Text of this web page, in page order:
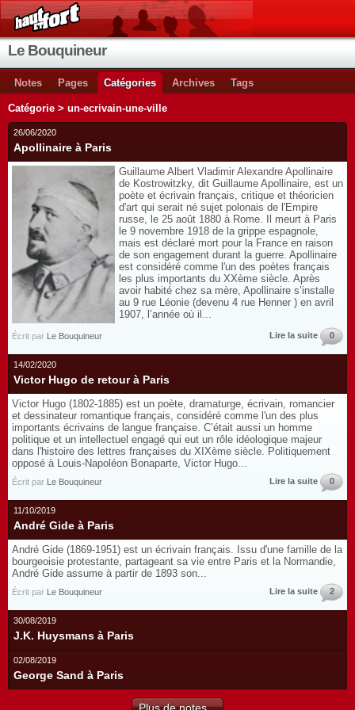
Le Bouquineur
Notes Pages Catégories Archives Tags
Catégorie > un-ecrivain-une-ville
26/06/2020
Apollinaire à Paris
Guillaume Albert Vladimir Alexandre Apollinaire
de Kostrowitzky, dit Guillaume Apollinaire, est un
poète et écrivain français, critique et théoricien
d'art qui serait né sujet polonais de l'Empire
russe, le 25 août 1880 à Rome. Il meurt à Paris
le 9 novembre 1918 de la grippe espagnole,
mais est déclaré mort pour la France en raison
de son engagement durant la guerre. Apollinaire
est considéré comme l'un des poètes français
les plus importants du XXème siècle. Après
avoir habité chez sa mère, Apollinaire s’installe
au 9 rue Léonie (devenu 4 rue Henner ) en avril
1907, l’année où il...
Écrit par Le Bouquineur Lire la suite 0
14/02/2020
Victor Hugo de retour à Paris
Victor Hugo (1802-1885) est un poète, dramaturge, écrivain, romancier
et dessinateur romantique français, considéré comme l'un des plus
importants écrivains de langue française. C’était aussi un homme
politique et un intellectuel engagé qui eut un rôle idéologique majeur
dans l'histoire des lettres françaises du XIXème siècle. Politiquement
opposé à Louis-Napoléon Bonaparte, Victor Hugo...
Écrit par Le Bouquineur Lire la suite 0
11/10/2019
André Gide à Paris
André Gide (1869-1951) est un écrivain français. Issu d'une famille de la
bourgeoisie protestante, partageant sa vie entre Paris et la Normandie,
André Gide assume à partir de 1893 son...
Écrit par Le Bouquineur Lire la suite 2
30/08/2019
J.K. Huysmans à Paris
02/08/2019
George Sand à Paris